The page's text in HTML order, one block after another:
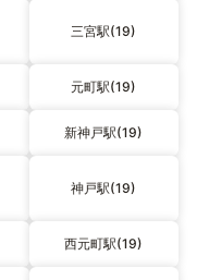
三宮駅(19)
元町駅(19)
新神戸駅(19)
神戸駅(19)
西元町駅(19)